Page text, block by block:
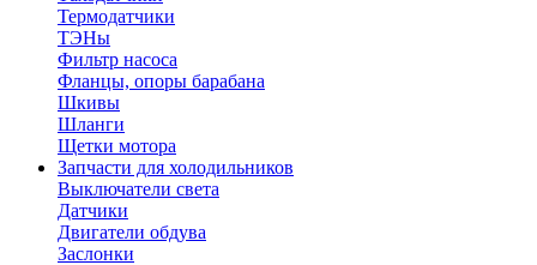
Термодатчики
ТЭНы
Фильтр насоса
Фланцы, опоры барабана
Шкивы
Шланги
Щетки мотора
Запчасти для холодильников
Выключатели света
Датчики
Двигатели обдува
Заслонки